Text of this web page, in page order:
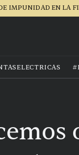
IMPUNIDAD EN LA